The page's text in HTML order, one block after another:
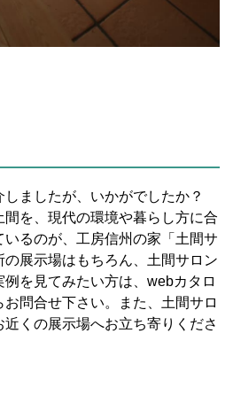
しましたが、いかがでしたか？
を、現代の環境や暮らし方に合
るのが、工房信州の家「土間サ
の展示場はもちろん、土間サロン
を見てみたい方は、webカタロ
問合せ下さい。また、土間サロ
くの展示場へお立ち寄りくださ